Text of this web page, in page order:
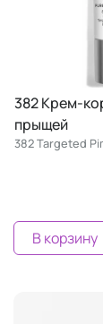
382 Крем-
прыщей
382 Targeted
В корзину